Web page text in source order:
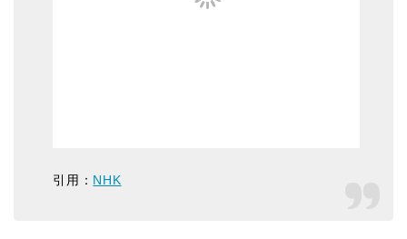
引用： NHK